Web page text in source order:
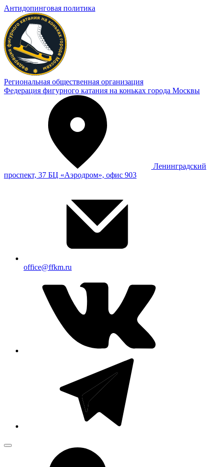
Антидопинговая политика
Региональная общественная организация
Федерация фигурного катания на коньках города Москвы
Ленинградский
проспект, 37 БЦ «Аэродром», офис 903
office@ffkm.ru